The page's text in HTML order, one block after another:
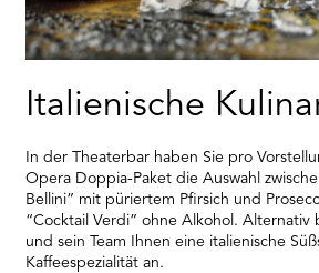
Italienische
In der Theaterbar haben Sie pro
Opera Doppia-Paket die Auswahl
Bellini” mit püriertem Pfirsich und
“Cocktail Verdi” ohne Alkohol. Alternativ
und sein Team Ihnen eine italienische
Kaffeespezialität an.